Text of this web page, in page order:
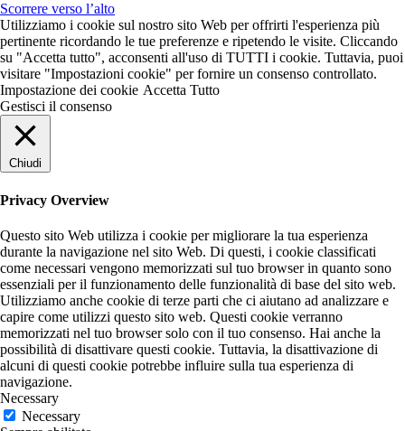
Scorrere verso l’alto
Utilizziamo i cookie sul nostro sito Web per offrirti l'esperienza più
pertinente ricordando le tue preferenze e ripetendo le visite. Cliccando
su "Accetta tutto", acconsenti all'uso di TUTTI i cookie. Tuttavia, puoi
visitare "Impostazioni cookie" per fornire un consenso controllato.
Impostazione dei cookie Accetta Tutto
Gestisci il consenso
Chiudi
Privacy Overview
Questo sito Web utilizza i cookie per migliorare la tua esperienza
durante la navigazione nel sito Web. Di questi, i cookie classificati
come necessari vengono memorizzati sul tuo browser in quanto sono
essenziali per il funzionamento delle funzionalità di base del sito web.
Utilizziamo anche cookie di terze parti che ci aiutano ad analizzare e
capire come utilizzi questo sito web. Questi cookie verranno
memorizzati nel tuo browser solo con il tuo consenso. Hai anche la
possibilità di disattivare questi cookie. Tuttavia, la disattivazione di
alcuni di questi cookie potrebbe influire sulla tua esperienza di
navigazione.
Necessary
Necessary